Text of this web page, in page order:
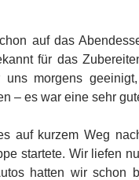
auf das
für das
uns morgens
– es war eine sehr
auf kurzem Weg
startete. Wir liefen
hatten wir schon